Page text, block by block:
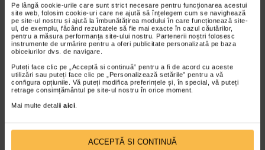
Pe lângă cookie-urile care sunt strict necesare pentru funcționarea acestui
site web, folosim cookie-uri care ne ajută să înțelegem cum se navighează
pe site-ul nostru și ajută la îmbunătățirea modului în care funcționează site-
ul, de exemplu, făcând rezultatele să fie mai exacte în cazul căutărilor,
pentru a măsura performanța site-ului nostru. Partenerii noștri folosesc
instrumente de urmărire pentru a oferi publicitate personalizată pe baza
obiceiurilor dvs. de navigare.
Puteți face clic pe „Acceptă si continuă” pentru a fi de acord cu aceste
utilizări sau puteți face clic pe „Personalizează setările” pentru a vă
configura opțiunile. Vă puteți modifica preferințele și, în special, vă puteți
retrage consimțământul pe site-ul nostru în orice moment.
Mai multe detalii aici
ACCEPTĂ SI CONTINUĂ
Salcamul
Ceaiul de salcam, dincolo de faptul ca este aromat si
relaxant, este un adevarat pansament pentru stomac.
Peste cateva lingurite de flori de salcam uscate se toarna
200 ml apa clocotita si se lasa la infuzat. Se consuma
pana la trei cani pe zi, de preferat pe stomacul gol sau